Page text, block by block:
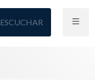
ESCUCHAR